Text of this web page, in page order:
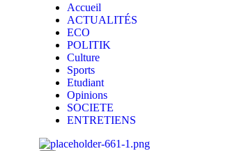
Accueil
ACTUALITÉS
ECO
POLITIK
Culture
Sports
Etudiant
Opinions
SOCIETE
ENTRETIENS